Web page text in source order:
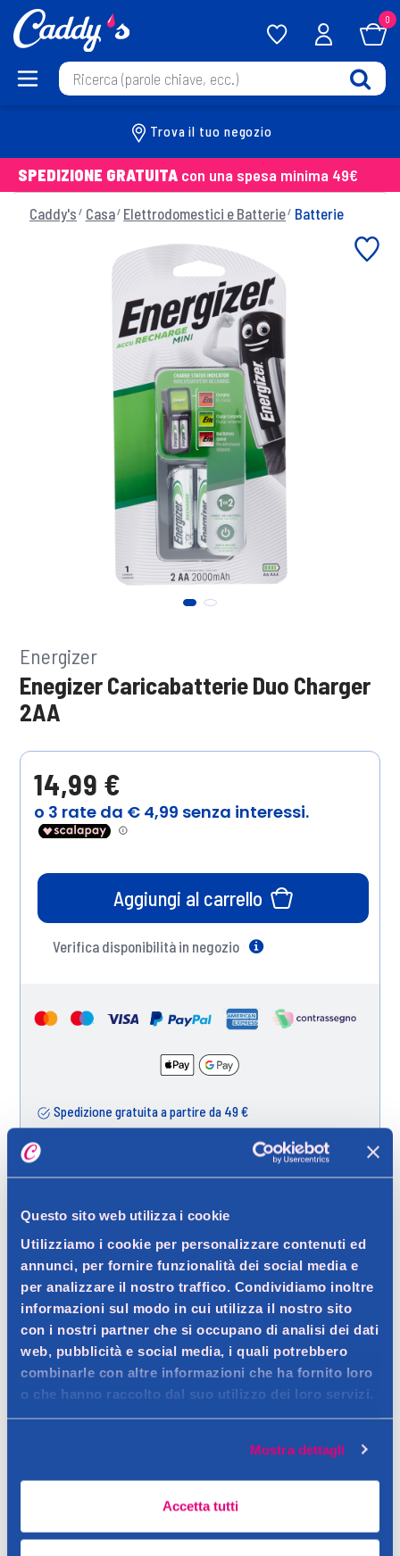
Questo sito web utilizza i cookie
Utilizziamo i cookie per personalizzare contenuti ed
annunci, per fornire funzionalità dei social media e
per analizzare il nostro traffico. Condividiamo inoltre
informazioni sul modo in cui utilizza il nostro sito
con i nostri partner che si occupano di analisi dei dati
web, pubblicità e social media, i quali potrebbero
combinarle con altre informazioni che ha fornito loro
o che hanno raccolto dal suo utilizzo dei loro servizi.
Mostra dettagli
Accetta tutti
0
Trova il tuo negozio
SPEDIZIONE GRATUITA con una spesa minima 49€
Caddy's Casa Elettrodomestici e Batterie Batterie
Energizer
Enegizer Caricabatterie Duo Charger
2AA
14,99 €
Aggiungi al carrello
Verifica disponibilità in negozio
Spedizione gratuita a partire da 49 €
Ritiro in negozio gratuito per i clienti registrati
Dettagli prodotto
Descrizione
Con Energizer le tue batterie non si scaricano mai!
Dettagli
Energizer